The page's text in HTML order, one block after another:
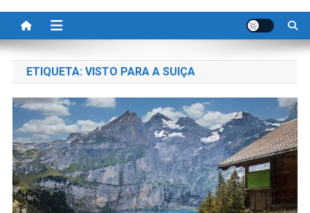
ETIQUETA: VISTO PARA A SUIÇA